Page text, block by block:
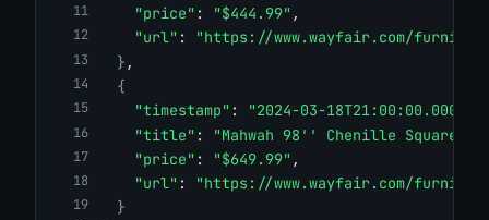
"price" : "$444.99" ,
"url" :
"https://www.wayfair.com/
} ,
{
"timestamp" : "2024-03-18T21:00:00.000Z"
"title" :
"Mahwah 98'' Chenille Square
"price" : "$649.99" ,
"url" :
"https://www.wayfair.com/
}